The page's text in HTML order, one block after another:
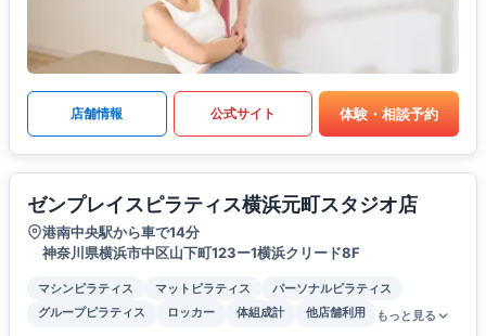
店舗情報 公式サイト 体験・相談予約
ゼンプレイスピラティス横浜元町スタジオ店
港南中央駅から車で14分
神奈川県横浜市中区山下町123ー1横浜クリード8F
マシンピラティス マットピラティス
パーソナルピラティス
グループピラティス
ロッカー 体組成計 他店舗利用 もっと見る